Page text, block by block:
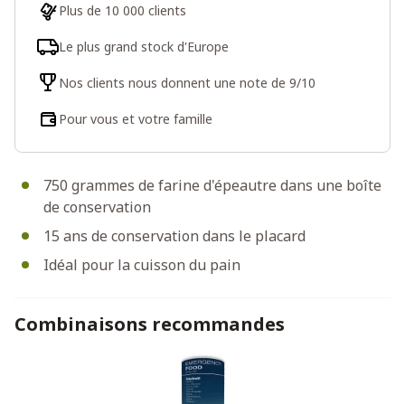
750 grammes de farine d'épeautre dans une boîte
de conservation
15 ans de conservation dans le placard
Idéal pour la cuisson du pain
Plus de 10 000 clients
Le plus grand stock d'Europe
Nos clients nous donnent une note de 9/10
Pour vous et votre famille
Combinaisons recommandes